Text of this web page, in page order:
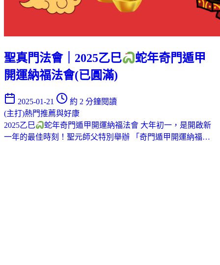
聖真門法會｜2025乙巳
蛇年奇門遁甲
開運納福法會(已圓滿)
2025-01-21
約 2 分鐘閱讀
(主打)熱門推薦與好康
2025乙巳
蛇年奇門遁甲開運納福法會 大年初一，是開啟新
一年的最佳時刻！聖元師父特別舉辦 「奇門遁甲開運納福…